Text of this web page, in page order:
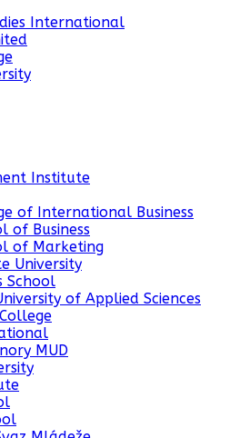
International
Institute
of International Business
of Business
of Marketing
University
School
of Applied Sciences
MUD